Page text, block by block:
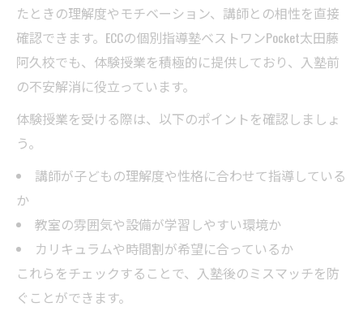
たときの理解度やモチベーション、講師との相性を直接
確認できます。ECCの個別指導塾ベストワンPocket太田藤
阿久校でも、体験授業を積極的に提供しており、入塾前
の不安解消に役立っています。
体験授業を受ける際は、以下のポイントを確認しましょ
う。
講師が子どもの理解度や性格に合わせて指導している
か
教室の雰囲気や設備が学習しやすい環境か
カリキュラムや時間割が希望に合っているか
これらをチェックすることで、入塾後のミスマッチを防
ぐことができます。